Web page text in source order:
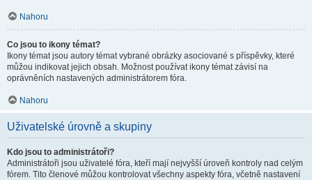
Nahoru
Co jsou to ikony témat?
Ikony témat jsou autory témat vybrané obrázky asociované s příspěvky, které
můžou indikovat jejich obsah. Možnost používat ikony témat závisí na
oprávněních nastavených administrátorem fóra.
Nahoru
Uživatelské úrovně a skupiny
Kdo jsou to administrátoři?
Administrátoři jsou uživatelé fóra, kteří mají nejvyšší úroveň kontroly nad celým
fórem. Tito členové můžou kontrolovat všechny aspekty fóra, včetně nastavení